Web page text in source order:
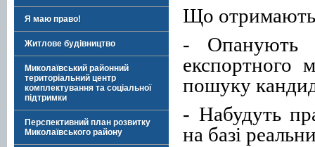
Я маю право!
Житлове будівництво
Миколаївський районний
територіальний центр
комплектування та соціальної
підтримки
Перспективний план розвитку
Миколаївського району
Що
- Опанують
експортного
пошуку
- Набудуть
на базі